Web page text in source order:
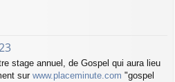
stage annuel, de Gospel qui aura lieu
sur www.placeminute.com "gospel